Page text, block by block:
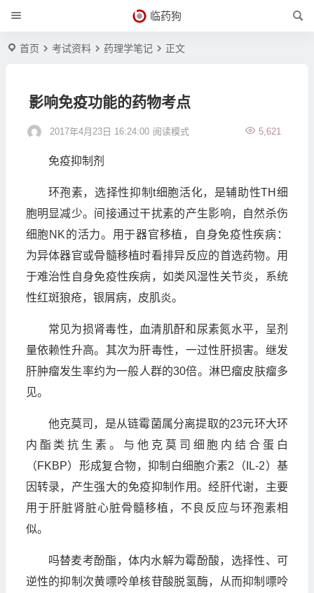
临药狗
首页 考试资料 药理学笔记 正文
影响免疫功能的药物考点
2017年4月23日 16:24:00 5,621
阅读模式
免疫抑制剂
环孢素，选择性抑制t细胞活化，是辅助性TH细
胞明显减少。间接通过干扰素的产生影响，自然杀伤
细胞NK的活力。用于器官移植，自身免疫性疾病：
为异体器官或骨髓移植时看排异反应的首选药物。用
于难治性自身免疫性疾病，如类风湿性关节炎，系统
性红斑狼疮，银屑病，皮肌炎。
常见为损肾毒性，血清肌酐和尿素氮水平，呈剂
量依赖性升高。其次为肝毒性，一过性肝损害。继发
肝肿瘤发生率约为一般人群的30倍。淋巴瘤皮肤瘤多
见。
他克莫司，是从链霉菌属分离提取的23元环大环
内酯类抗生素。与他克莫司细胞内结合蛋白
（FKBP）形成复合物，抑制白细胞介素2（IL-2）基
因转录，产生强大的免疫抑制作用。经肝代谢，主要
用于肝脏肾脏心脏骨髓移植，不良反应与环孢素相
似。
吗替麦考酚酯，体内水解为霉酚酸，选择性、可
逆性的抑制次黄嘌呤单核苷酸脱氢酶，从而抑制嘌呤